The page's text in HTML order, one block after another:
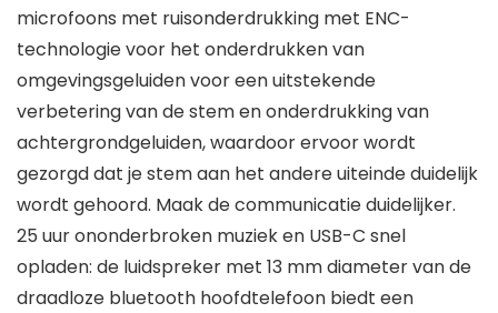
microfoons met ruisonderdrukking met ENC-
technologie voor het onderdrukken van
omgevingsgeluiden voor een uitstekende
verbetering van de stem en onderdrukking van
achtergrondgeluiden, waardoor ervoor wordt
gezorgd dat je stem aan het andere uiteinde duidelijk
wordt gehoord. Maak de communicatie duidelijker.
25 uur ononderbroken muziek en USB-C snel
opladen: de luidspreker met 13 mm diameter van de
draadloze bluetooth hoofdtelefoon biedt een